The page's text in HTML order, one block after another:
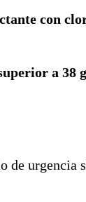
con
a 38
de urgencia